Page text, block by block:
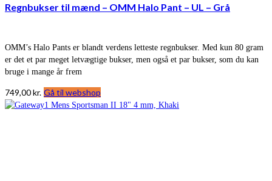
Regnbukser til mænd – OMM Halo Pant – UL – Grå
OMM’s Halo Pants er blandt verdens letteste regnbukser. Med kun 80 gram
er det et par meget letvægtige bukser, men også et par bukser, som du kan
bruge i mange år frem
749,00kr. Gå til webshop